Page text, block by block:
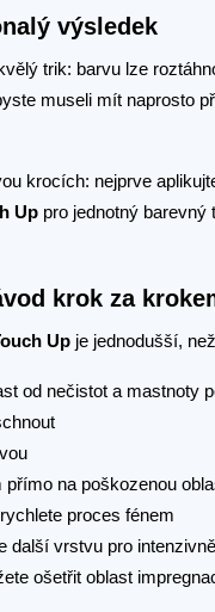
výsledek
trik: barvu lze
museli mít naprosto
krocích: nejprve
Up pro jednotný barevný
krok za
Up je jednodušší,
od nečistot a mastnoty
na poškozenou
proces fénem
další vrstvu pro
ošetřit oblast